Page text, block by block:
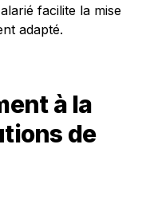
facilite la mise
adapté.
à la
de